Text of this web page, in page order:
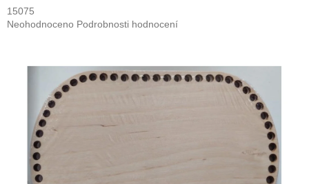
15075
Průměrné
hvězdiček.
Neohodnoceno Podrobnosti hodnocení